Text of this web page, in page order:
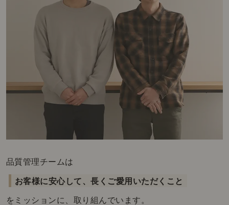
品質管理チームは
お客様に安心して、長くご愛用いただくこと
をミッションに、取り組んでいます。